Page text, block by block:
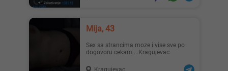
Mija, 43
Sex sa strancima moze i vise sve po
dogovoru cekam....Kragujevac
Kragujevac